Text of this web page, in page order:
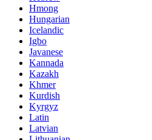
Hmong
Hungarian
Icelandic
Igbo
Javanese
Kannada
Kazakh
Khmer
Kurdish
Kyrgyz
Latin
Latvian